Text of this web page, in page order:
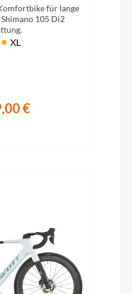
für lange
105 Di2
XL
€